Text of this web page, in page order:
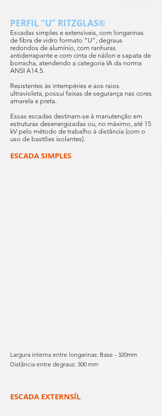
PERFIL “U” RITZGLAS®
Escadas simples e extensíveis, com longarinas
de fibra de vidro formato “U”, degraus
redondos de alumínio, com ranhuras
antiderrapante e com cinta de náilon e sapata de
borracha, atendendo a categoria IA da norma
ANSI A14.5.
Resistentes às intempéries e aos raios
ultravioleta, possui faixas de segurança nas cores
amarela e preta.
Essas escadas destinam-se à manutenção em
estruturas desenergizadas ou, no máximo, até 15
kV pelo método de trabalho à distância (com o
uso de bastões isolantes).
ESCADA SIMPLES
Largura interna entre longarinas: Base - 320mm
Distância entre degraus: 300 mm
ESCADA EXTERNSÍL